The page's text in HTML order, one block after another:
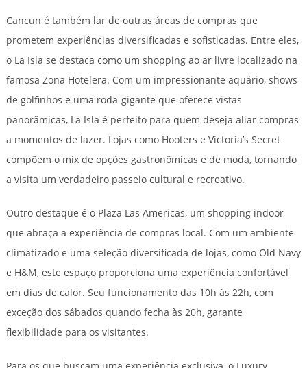
Cancun é também lar de outras áreas de compras que
prometem experiências diversificadas e sofisticadas. Entre eles,
o La Isla se destaca como um shopping ao ar livre localizado na
famosa Zona Hotelera. Com um impressionante aquário, shows
de golfinhos e uma roda-gigante que oferece vistas
panorâmicas, La Isla é perfeito para quem deseja aliar compras
a momentos de lazer. Lojas como Hooters e Victoria’s Secret
compõem o mix de opções gastronômicas e de moda, tornando
a visita um verdadeiro passeio cultural e recreativo.
Outro destaque é o Plaza Las Americas, um shopping indoor
que abraça a experiência de compras local. Com um ambiente
climatizado e uma seleção diversificada de lojas, como Old Navy
e H&M, este espaço proporciona uma experiência confortável
em dias de calor. Seu funcionamento das 10h às 22h, com
exceção dos sábados quando fecha às 20h, garante
flexibilidade para os visitantes.